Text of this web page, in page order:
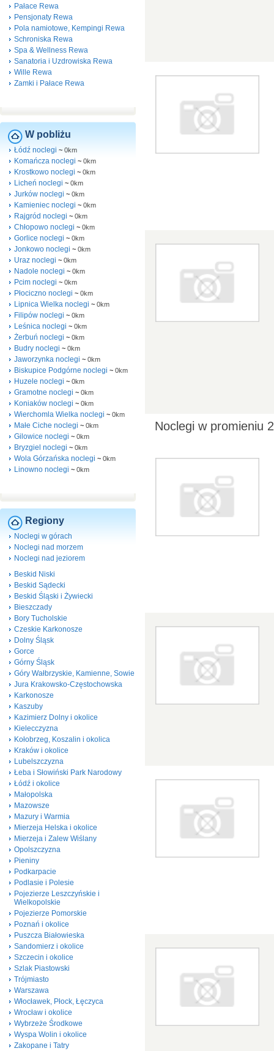
Pałace Rewa
Pensjonaty Rewa
Pola namiotowe, Kempingi Rewa
Schroniska Rewa
Spa & Wellness Rewa
Sanatoria i Uzdrowiska Rewa
Wille Rewa
Zamki i Pałace Rewa
W pobliżu
Łódź noclegi ~ 0km
Komańcza noclegi ~ 0km
Krostkowo noclegi ~ 0km
Licheń noclegi ~ 0km
Jurków noclegi ~ 0km
Kamieniec noclegi ~ 0km
Rajgród noclegi ~ 0km
Chłopowo noclegi ~ 0km
Gorlice noclegi ~ 0km
Jonkowo noclegi ~ 0km
Uraz noclegi ~ 0km
Nadole noclegi ~ 0km
Pcim noclegi ~ 0km
Płociczno noclegi ~ 0km
Lipnica Wielka noclegi ~ 0km
Filipów noclegi ~ 0km
Leśnica noclegi ~ 0km
Żerbuń noclegi ~ 0km
Budry noclegi ~ 0km
Jaworzynka noclegi ~ 0km
Biskupice Podgórne noclegi ~ 0km
Huzele noclegi ~ 0km
Gramotne noclegi ~ 0km
Koniaków noclegi ~ 0km
Wierchomla Wielka noclegi ~ 0km
Małe Ciche noclegi ~ 0km
Gilowice noclegi ~ 0km
Bryzgiel noclegi ~ 0km
Wola Górzańska noclegi ~ 0km
Linowno noclegi ~ 0km
Regiony
Noclegi w górach
Noclegi nad morzem
Noclegi nad jeziorem
Beskid Niski
Beskid Sądecki
Beskid Śląski i Żywiecki
Bieszczady
Bory Tucholskie
Czeskie Karkonosze
Dolny Śląsk
Gorce
Górny Śląsk
Góry Wałbrzyskie, Kamienne, Sowie
Jura Krakowsko-Częstochowska
Karkonosze
Kaszuby
Kazimierz Dolny i okolice
Kielecczyzna
Kołobrzeg, Koszalin i okolica
Kraków i okolice
Lubelszczyzna
Łeba i Słowiński Park Narodowy
Łódź i okolice
Małopolska
Mazowsze
Mazury i Warmia
Mierzeja Helska i okolice
Mierzeja i Zalew Wiślany
Opolszczyzna
Pieniny
Podkarpacie
Podlasie i Polesie
Pojezierze Leszczyńskie i
Wielkopolskie
Pojezierze Pomorskie
Poznań i okolice
Puszcza Białowieska
Sandomierz i okolice
Szczecin i okolice
Szlak Piastowski
Trójmiasto
Warszawa
Włocławek, Płock, Łęczyca
Wrocław i okolice
Wybrzeże Środkowe
Wyspa Wolin i okolice
Zakopane i Tatry
Noclegi w promieniu